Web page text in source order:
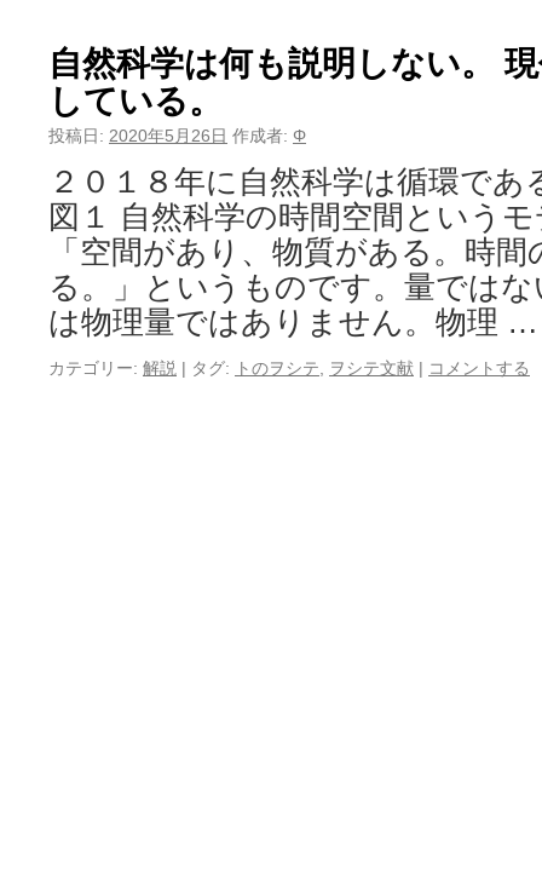
自然科学は何も説明しない。
している。
投稿日: 2020年5月26日 作成者: Φ
２０１８年に自然科学は循環で
図１ 自然科学の時間空間という
「空間があり、物質がある。時
る。」というものです。量では
は物理量ではありません。物理
カテゴリー: 解説 | タグ: トのヲシテ ヲシテ文献 | コメントする